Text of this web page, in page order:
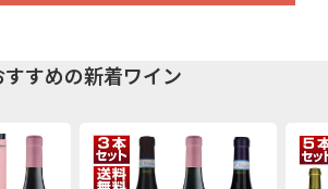
すすめの新着ワイン